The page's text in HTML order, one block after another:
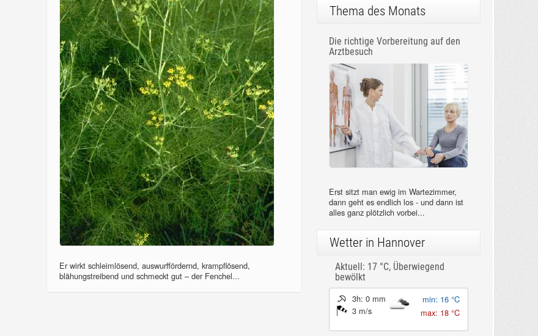
Er wirkt schleimlösend, auswurffördernd, krampflösend,
blähungstreibend und schmeckt gut – der Fenchel...
Thema des Monats
Die richtige Vorbereitung auf den
Arztbesuch
Erst sitzt man ewig im Wartezimmer,
dann geht es endlich los - und dann ist
alles ganz plötzlich vorbei...
Wetter in Hannover
Aktuell: 17 °C, Überwiegend
bewölkt
3h: 0 mm
3 m/s
min: 16 °C
max: 18 °C